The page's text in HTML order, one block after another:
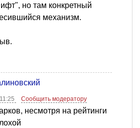
но там конкретный
механизм.
Сообщить модератору
несмотря на рейтинги